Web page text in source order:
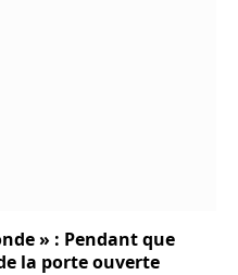
» : Pendant que
la porte ouverte